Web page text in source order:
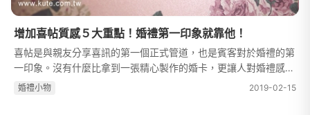
增加喜帖質感５大重點！婚禮第一印象就靠他！
喜帖是與親友分享喜訊的第一個正式管道，也是賓客對於婚禮的第
一印象。沒有什麼比拿到一張精心製作的婚卡，更讓人對婚禮感到
期待了。如果想在傳統喜帖上，提升質感和創意，建議可以根據喜
婚禮⼩物 2019-02-15